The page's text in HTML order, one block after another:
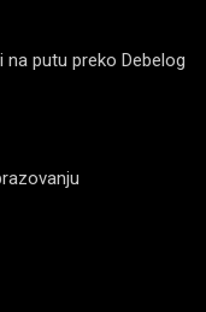
na putu preko Debelog